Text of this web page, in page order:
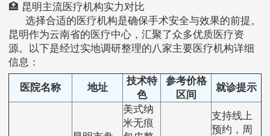
🏥 昆明主流医疗机构实力对比
选择合适的医疗机构是确保手术安全与效果的前提。
昆明作为云南省的医疗中心，汇聚了众多优质医疗资
源。以下是经过实地调研整理的八家主要医疗机构详细
信息：
医院名称 地址
技术特
色
参考价格
区间
就诊提示
美式纳
米无痕
支持线上
预约，周